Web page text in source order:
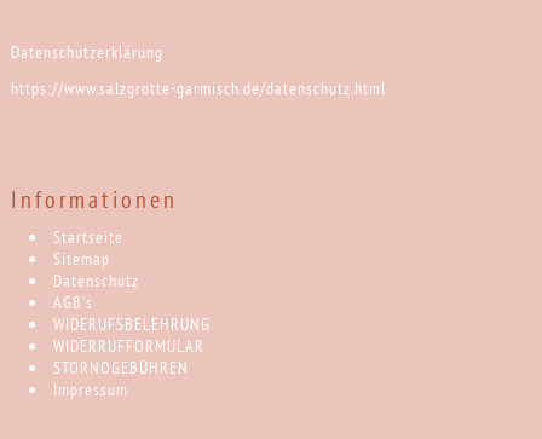
Datenschutzerklärung
https://www.salzgrotte-garmisch.de/datenschutz.html
Informationen
Startseite
Sitemap
Datenschutz
AGB's
WIDERUFSBELEHRUNG
WIDERRUFFORMULAR
STORNOGEBÜHREN
Impressum